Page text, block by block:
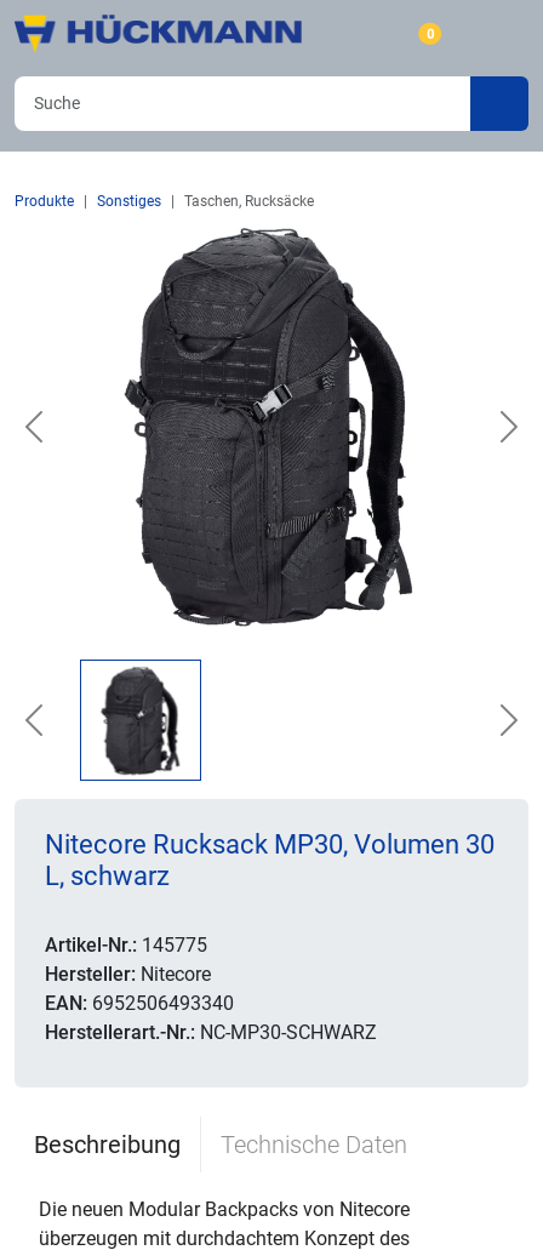
0
Produkte Sonstiges Taschen, Rucksäcke
Previous
Previous
Nitecore Rucksack MP30, Volumen 30
L, schwarz
Artikel-Nr.: 145775
Hersteller: Nitecore
EAN: 6952506493340
Herstellerart.-Nr.: NC-MP30-SCHWARZ
Beschreibung Technische Daten
Die neuen Modular Backpacks von Nitecore
überzeugen mit durchdachtem Konzept des